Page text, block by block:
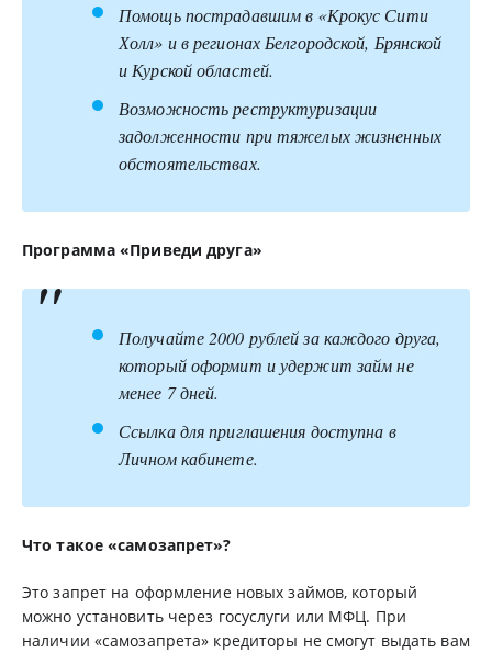
Помощь пострадавшим в «Крокус Сити
Холл» и в регионах Белгородской, Брянской
и Курской областей.
Возможность реструктуризации
задолженности при тяжелых жизненных
обстоятельствах.
Программа «Приведи друга»
Получайте 2000 рублей за каждого друга,
который оформит и удержит займ не
менее 7 дней.
Ссылка для приглашения доступна в
Личном кабинете.
Что такое «самозапрет»?
Это запрет на оформление новых займов, который
можно установить через госуслуги или МФЦ. При
наличии «самозапрета» кредиторы не смогут выдать вам